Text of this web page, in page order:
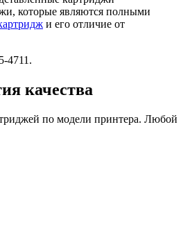
которые являются полными
и его отличие от
4711.
качества
по модели принтера. Любой